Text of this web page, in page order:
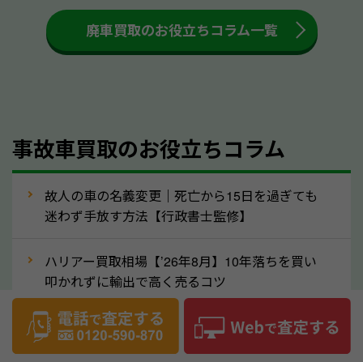
大きな汚れがない限り必要はありません。査定に影響
するケースは少ないため、そのままお持ちいただいて
あるため、まずは三重県のソコカラへ車の状態につい
てお気軽にご相談ください。
⑥車の需要が高まるタイミングで売るのも
高価買取のポイント！
買取依頼をするのもポイントです。車にも需要の高い
時期と低い時期があり、低い時期だと査定金額が抑え
めになる可能性もあります。逆に需要が高い時期であ
れば、高い価格でも買取やすくなります。一般的に新
廃車買取のお役立ちコラム一覧
事故車買取のお役立ちコラム
故人の車の名義変更｜死亡から15日を過ぎても
迷わず手放す方法【行政書士監修】
ハリアー買取相場【’26年8月】10年落ちを買い
叩かれずに輸出で高く売るコツ
ヴェルファイア買取相場【’26年8月】10年落ち
でも「輸出」で高く売るコツ